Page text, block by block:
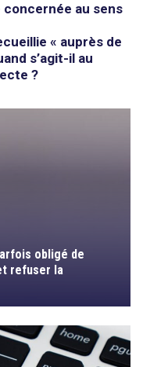
au sens
« auprès de
s’agit-il au
?
obligé de
refuser la